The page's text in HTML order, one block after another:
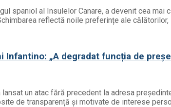
spaniol al Insulelor Canare, a devenit cea
reflectă noile preferințe ale
„A degradat funcția de
un atac fără precedent la adresa
de transparență și motivate de interese